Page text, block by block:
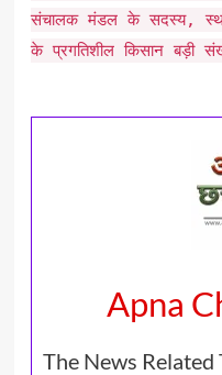
संचालक मंडल के सदस्य,
के प्रगतिशील किसान बड़ी
Apna
The News Related